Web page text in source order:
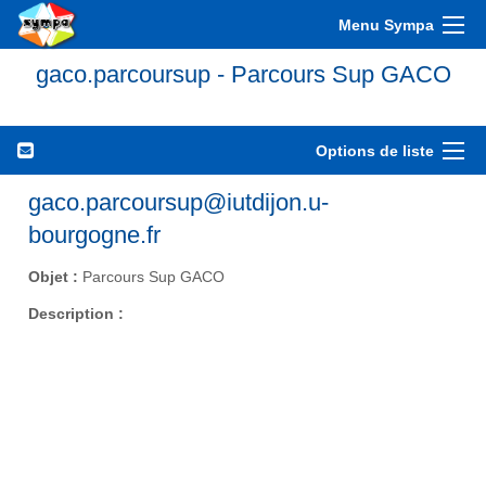
Menu Sympa
gaco.parcoursup - Parcours Sup GACO
Options de liste
gaco.parcoursup@iutdijon.u-
bourgogne.fr
Objet : Parcours Sup GACO
Description :